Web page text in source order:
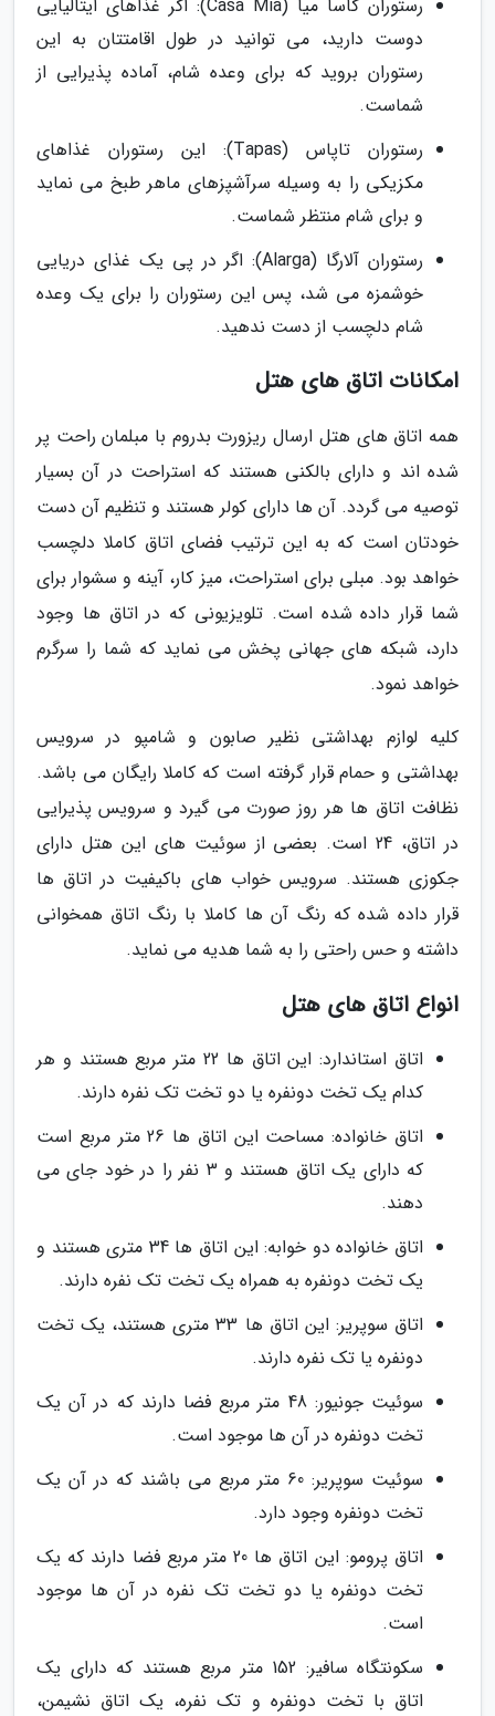
رستوران کاسا میا (Casa Mia): اگر غذاهای ایتالیایی
دوست دارید، می توانید در طول اقامتتان به این
رستوران بروید که برای وعده شام، آماده پذیرایی از
شماست.
رستوران تاپاس (Tapas): این رستوران غذاهای
مکزیکی را به وسیله سرآشپزهای ماهر طبخ می نماید
و برای شام منتظر شماست.
رستوران آلارگا (Alarga): اگر در پی یک غذای دریایی
خوشمزه می شد، پس این رستوران را برای یک وعده
شام دلچسب از دست ندهید.
امکانات اتاق های هتل
همه اتاق های هتل ارسال ریزورت بدروم با مبلمان راحت پر
شده اند و دارای بالکنی هستند که استراحت در آن بسیار
توصیه می گردد. آن ها دارای کولر هستند و تنظیم آن دست
خودتان است که به این ترتیب فضای اتاق کاملا دلچسب
خواهد بود. مبلی برای استراحت، میز کار، آینه و سشوار برای
شما قرار داده شده است. تلویزیونی که در اتاق ها وجود
دارد، شبکه های جهانی پخش می نماید که شما را سرگرم
خواهد نمود.
کلیه لوازم بهداشتی نظیر صابون و شامپو در سرویس
بهداشتی و حمام قرار گرفته است که کاملا رایگان می باشد.
نظافت اتاق ها هر روز صورت می گیرد و سرویس پذیرایی
در اتاق، 24 است. بعضی از سوئیت های این هتل دارای
جکوزی هستند. سرویس خواب های باکیفیت در اتاق ها
قرار داده شده که رنگ آن ها کاملا با رنگ اتاق همخوانی
داشته و حس راحتی را به شما هدیه می نماید.
انواع اتاق های هتل
اتاق استاندارد: این اتاق ها 22 متر مربع هستند و هر
کدام یک تخت دونفره یا دو تخت تک نفره دارند.
اتاق خانواده: مساحت این اتاق ها 26 متر مربع است
که دارای یک اتاق هستند و 3 نفر را در خود جای می
دهند.
اتاق خانواده دو خوابه: این اتاق ها 34 متری هستند و
یک تخت دونفره به همراه یک تخت تک نفره دارند.
اتاق سوپریر: این اتاق ها 33 متری هستند، یک تخت
دونفره یا تک نفره دارند.
سوئیت جونیور: 48 متر مربع فضا دارند که در آن یک
تخت دونفره در آن ها موجود است.
سوئیت سوپریر: 60 متر مربع می باشند که در آن یک
تخت دونفره وجود دارد.
اتاق پرومو: این اتاق ها 20 متر مربع فضا دارند که یک
تخت دونفره یا دو تخت تک نفره در آن ها موجود
است.
سکونتگاه سافیر: 152 متر مربع هستند که دارای یک
اتاق با تخت دونفره و تک نفره، یک اتاق نشیمن،